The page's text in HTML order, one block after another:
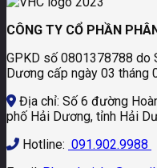
CÔNG TY CỔ PHẦN
GPKD số 0801378788 do
Dương cấp ngày 03 tháng
Địa chỉ: Số 6 đường
phố Hải Dương, tỉnh Hải
Hotline: 091.902.9988